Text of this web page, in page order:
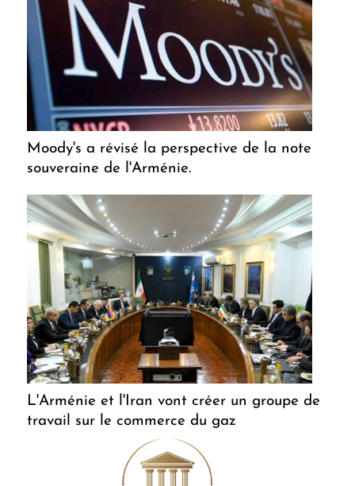
Moody's a révisé la perspective de la note
souveraine de l'Arménie.
L'Arménie et l'Iran vont créer un groupe de
travail sur le commerce du gaz